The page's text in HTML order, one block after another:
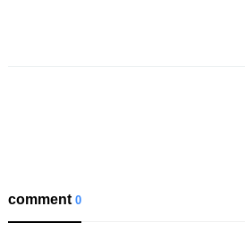
comment0